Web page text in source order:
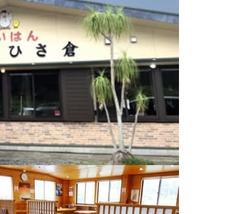
フォトライブラリー
採用情報